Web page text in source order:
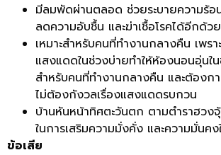
มีลมพัดผ่านตลอด ช่วยระบายความร้อ
ลดความอับชื้น และฆ่าเชื้อโรคได้อีกด้วย
เหมาะสำหรับคนที่ทำงานกลางคืน เพรา
แสงแดดในช่วงบ่ายทำให้ห้องนอนอุ่นใน
สำหรับคนที่ทำงานกลางคืน และต้องก
ไม่ต้องกังวลเรื่องแสงแดดรบกวน
บ้านหันหน้าทิศตะวันตก ตามตำราฮวง
ในการเสริมความมั่งคั่ง และความมั่นคง
ข้อเสีย